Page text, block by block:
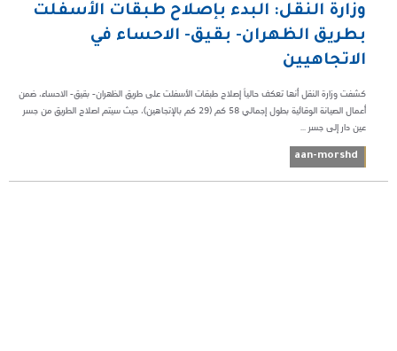
وزارة النقل: البدء بإصلاح طبقات الأسفلت
بطريق الظهران- بقيق- الاحساء في
الاتجاهيين
كشفت وزارة النقل أنها تعكف حالياً إصلاح طبقات الأسفلت على طريق الظهران- بقيق- الاحساء، ضمن
أعمال الصيانة الوقائية بطول إجمالي 58 كم (29 كم بالإتجاهين)، حيث سيتم اصلاح الطريق من جسر
عين دار إلى جسر ...
aan-morshd